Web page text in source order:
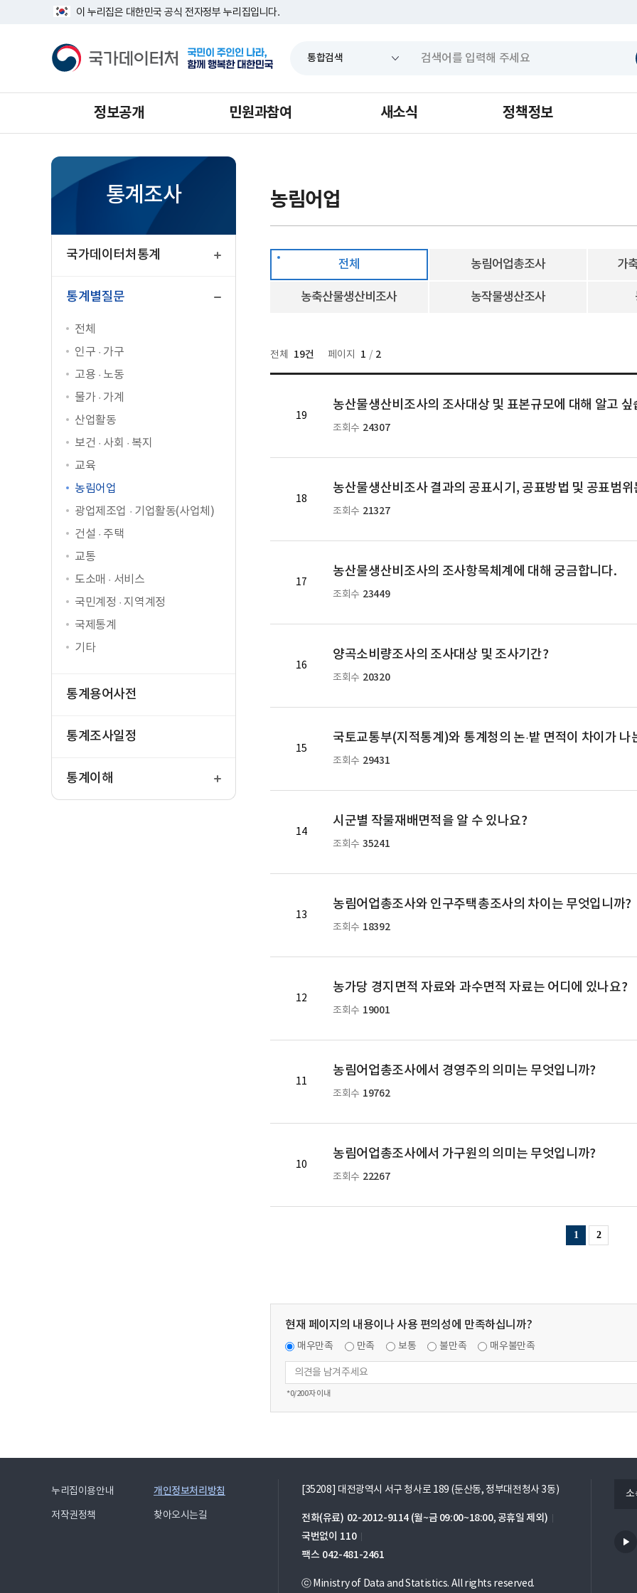
이 누리집은 대한민국 공식 전자정부 누리집입니다.
정보공개 민원과참여 새소식 정책정보
통계조사
국가데이터처통계
통계별질문
전체
인구 · 가구
고용 · 노동
물가 · 가계
산업활동
보건 · 사회 · 복지
교육
농림어업
광업제조업 · 기업활동(사업체)
건설 · 주택
교통
도소매 · 서비스
국민계정 · 지역계정
국제통계
기타
통계용어사전
통계조사일정
통계이해
농림어업
전체 농림어업총조사 가
농축산물생산비조사 농작물생산조사
전체 19건 페이지 1 / 2
19
농산물생산비조사의 조사대상 및 표본규모에 대해 알고 싶
조회수 24307
18
농산물생산비조사 결과의 공표시기, 공표방법 및 공표범
조회수 21327
17
농산물생산비조사의 조사항목체계에 대해 궁금합니다.
조회수 23449
16
양곡소비량조사의 조사대상 및 조사기간?
조회수 20320
15
국토교통부(지적통계)와 통계청의 논·밭 면적이 차이가 나
조회수 29431
14
시군별 작물재배면적을 알 수 있나요?
조회수 35241
13
농림어업총조사와 인구주택총조사의 차이는 무엇입니까?
조회수 18392
12
농가당 경지면적 자료와 과수면적 자료는 어디에 있나요?
조회수 19001
11
농림어업총조사에서 경영주의 의미는 무엇입니까?
조회수 19762
10
농림어업총조사에서 가구원의 의미는 무엇입니까?
조회수 22267
1 2
현재 페이지의 내용이나 사용 편의성에 만족하십니까?
매우만족 만족 보통 불만족 매우불만족
*0/200자 이내
누리집이용안내 개인정보처리방침
저작권정책 찾아오시는길
[35208] 대전광역시 서구 청사로 189 (둔산동, 정부대전청사 3동)
전화(유료) 02-2012-9114 (월~금 09:00~18:00, 공휴일 제외)
국번없이 110
팩스 042-481-2461
ⓒ Ministry of Data and Statistics. All rights reserved.
소